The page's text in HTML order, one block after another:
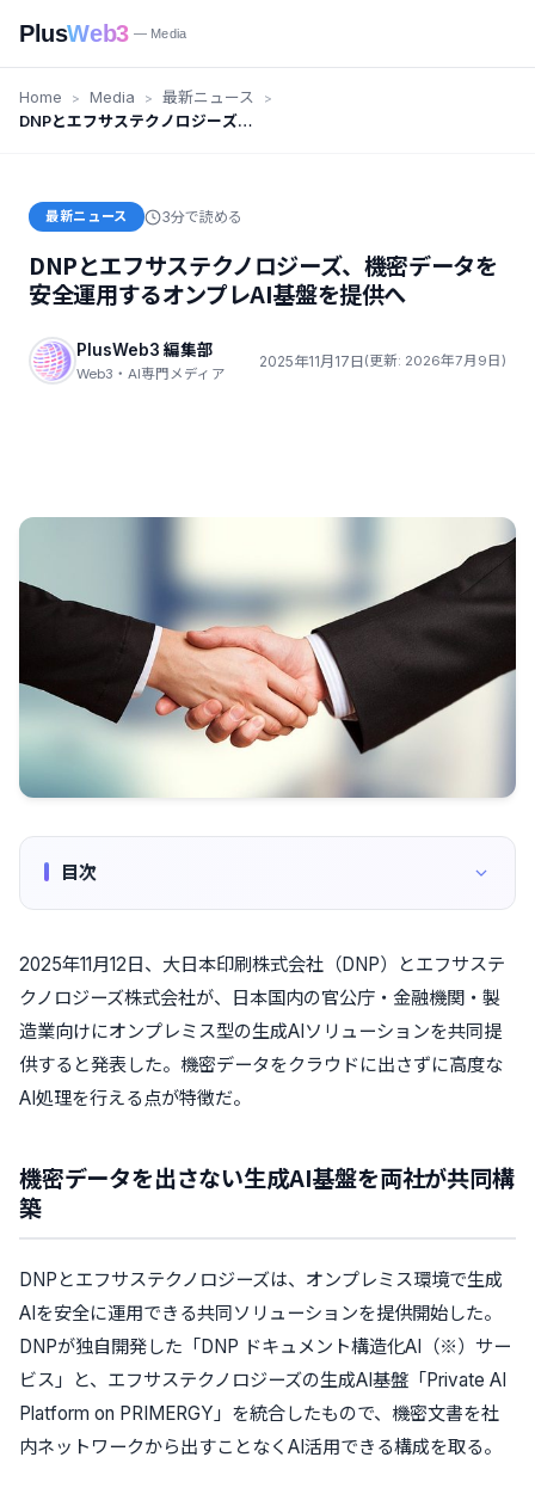
PlusWeb3 — Media
Home Media
最新ニュース
DNPとエフサステクノロジーズ、
最新ニュース 3分で読める
DNPとエフサステクノロジーズ、機密データを
安全運用するオンプレAI基盤を提供へ
PlusWeb3 編集部
Web3・AI専門メディア
2025年11月17日(更新: 2026年7月9日)
目次
2025年11月12日、大日本印刷株式会社（DNP）とエフサステ
クノロジーズ株式会社が、日本国内の官公庁・金融機関・製
造業向けにオンプレミス型の生成AIソリューションを共同提
供すると発表した。機密データをクラウドに出さずに高度な
AI処理を行える点が特徴だ。
機密データを出さない生成AI基盤を両社が共同構
築
DNPとエフサステクノロジーズは、オンプレミス環境で生成
AIを安全に運用できる共同ソリューションを提供開始した。
DNPが独自開発した「DNP ドキュメント構造化AI（※）サー
ビス」と、エフサステクノロジーズの生成AI基盤「Private AI
Platform on PRIMERGY」を統合したもので、機密文書を社
内ネットワークから出すことなくAI活用できる構成を取る。